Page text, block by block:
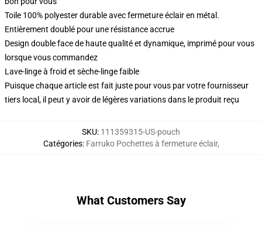
Toile 100% polyester durable avec fermeture éclair en métal.
Entièrement doublé pour une résistance accrue
Design double face de haute qualité et dynamique, imprimé pour vous
lorsque vous commandez
Lave-linge à froid et sèche-linge faible
Puisque chaque article est fait juste pour vous par votre fournisseur
tiers local, il peut y avoir de légères variations dans le produit reçu
SKU: 111359315-US-pouch
Catégories: Farruko Pochettes à fermeture éclair,
What Customers Say